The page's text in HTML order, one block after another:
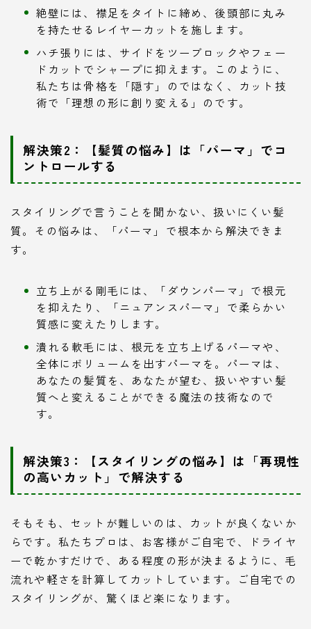
絶壁には、襟足をタイトに締め、後頭部に丸み
を持たせるレイヤーカットを施します。
ハチ張りには、サイドをツーブロックやフェー
ドカットでシャープに抑えます。このように、
私たちは骨格を「隠す」のではなく、カット技
術で「理想の形に創り変える」のです。
解決策2：【髪質の悩み】は「パーマ」でコ
ントロールする
スタイリングで言うことを聞かない、扱いにくい髪
質。その悩みは、「パーマ」で根本から解決できま
す。
立ち上がる剛毛には、「ダウンパーマ」で根元
を抑えたり、「ニュアンスパーマ」で柔らかい
質感に変えたりします。
潰れる軟毛には、根元を立ち上げるパーマや、
全体にボリュームを出すパーマを。パーマは、
あなたの髪質を、あなたが望む、扱いやすい髪
質へと変えることができる魔法の技術なので
す。
解決策3：【スタイリングの悩み】は「再現性
の高いカット」で解決する
そもそも、セットが難しいのは、カットが良くないか
らです。私たちプロは、お客様がご自宅で、ドライヤ
ーで乾かすだけで、ある程度の形が決まるように、毛
流れや軽さを計算してカットしています。ご自宅での
スタイリングが、驚くほど楽になります。